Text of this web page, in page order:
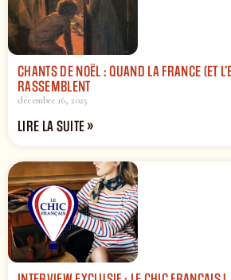
CHANTS DE NOËL : QUAND LA FRANCE (ET
RASSEMBLENT
décembre 16, 2025
LIRE LA SUITE »